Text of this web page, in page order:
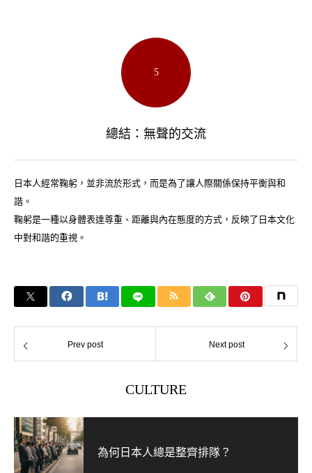
5
總結：無聲的交流
日本人經常鞠躬，並非流於形式，而是為了讓人際關係保持平衡與和
諧。
鞠躬是一種以身體表達尊重、距離與內在態度的方式，反映了日本文化
中對和諧的重視。
Prev post Next post
CULTURE
為何日本人總是整齊排隊？